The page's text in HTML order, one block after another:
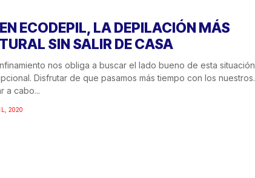
ECODEPIL, LA DEPILACIÓN MÁS
SIN SALIR DE CASA
nos obliga a buscar el lado bueno de esta situación
Disfrutar de que pasamos más tiempo con los nuestros.
a cabo...
2020